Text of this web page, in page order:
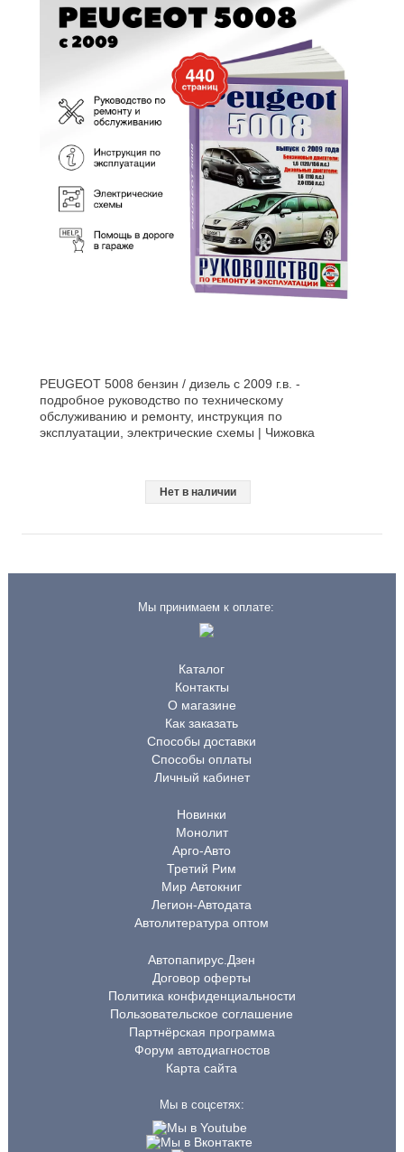
PEUGEOT 5008 бензин / дизель с 2009 г.в. -
подробное руководство по техническому
обслуживанию и ремонту, инструкция по
эксплуатации, электрические схемы | Чижовка
Нет в наличии
Мы принимаем к оплате:
Каталог
Контакты
О магазине
Как заказать
Способы доставки
Способы оплаты
Личный кабинет
Новинки
Монолит
Арго-Авто
Третий Рим
Мир Автокниг
Легион-Автодата
Автолитература оптом
Автопапирус.Дзен
Договор оферты
Политика конфиденциальности
Пользовательское соглашение
Партнёрская программа
Форум автодиагностов
Карта сайта
Мы в соцсетях: